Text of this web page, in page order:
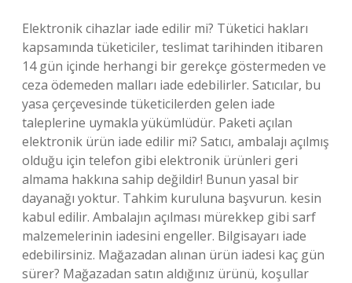
Elektronik cihazlar iade edilir mi? Tüketici hakları
kapsamında tüketiciler, teslimat tarihinden itibaren
14 gün içinde herhangi bir gerekçe göstermeden ve
ceza ödemeden malları iade edebilirler. Satıcılar, bu
yasa çerçevesinde tüketicilerden gelen iade
taleplerine uymakla yükümlüdür. Paketi açılan
elektronik ürün iade edilir mi? Satıcı, ambalajı açılmış
olduğu için telefon gibi elektronik ürünleri geri
almama hakkına sahip değildir! Bunun yasal bir
dayanağı yoktur. Tahkim kuruluna başvurun. kesin
kabul edilir. Ambalajın açılması mürekkep gibi sarf
malzemelerinin iadesini engeller. Bilgisayarı iade
edebilirsiniz. Mağazadan alınan ürün iadesi kaç gün
sürer? Mağazadan satın aldığınız ürünü, koşullar